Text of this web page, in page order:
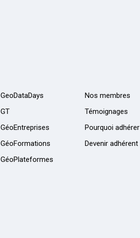
GeoDataDays
GT
GéoEntreprises
GéoFormations
GéoPlateformes
Nos membres
Témoignages
Pourquoi adhérer
Devenir adhérent